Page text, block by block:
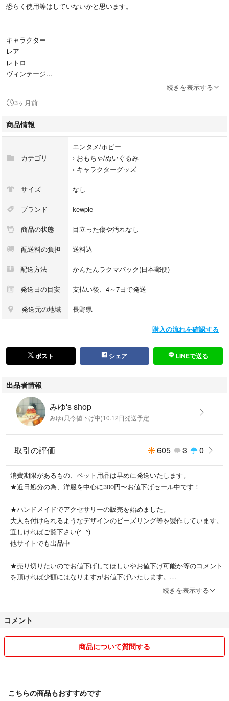
恐らく使用等はしていないかと思います。
キャラクター
レア
レトロ
ヴィンテージ
ハウス
ミニチュア
マスコット
ぬいぐるみ
人形
平成
希少
続きを表示する
3ヶ月前
商品情報
カテゴリ
エンタメ/ホビー
› おもちゃ/ぬいぐるみ
› キャラクターグッズ
サイズ なし
ブランド kewpie
商品の状態 目立った傷や汚れなし
配送料の負担 送料込
配送方法 かんたんラクマパック(日本郵便)
発送日の目安 支払い後、4～7日で発送
発送元の地域 長野県
購入の流れを確認する
ポスト シェア LINEで送る
出品者情報
みゆ's shop
みゆ(只今値下げ中)10.12日発送予定
取引の評価 605 3 0
消費期限があるもの、ペット用品は早めに発送いたします。
★近日処分の為、洋服を中心に300円〜お値下げセール中です！
★ハンドメイドでアクセサリーの販売を始めました。
大人も付けられるようなデザインのビーズリング等を製作しています。
宜しければご覧下さい(^_^)
他サイトでも出品中
★売り切りたいのでお値下げしてほしいやお値下げ可能か等のコメント
を頂ければ少額にはなりますがお値下げいたします。
い合わせください。
★雑誌は基本1冊まるごとで販売しておりますが、切り抜き対応もして
おります。10枚まで320円〜、10枚以上は1ページ(枚)+10円となりま
続きを表示する
コメント
商品について質問する
こちらの商品もおすすめです